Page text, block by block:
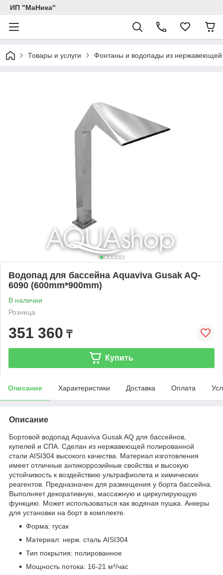
ИП "МаНика"
Товары и услуги Фонтаны и водопады из нержавеющей
Водопад для бассейна Aquaviva Gusak AQ-
6090 (600mm*900mm)
В наличии
Розница
351 360 ₸
Купить
Описание Характеристики Доставка Оплата
Описание
Бортовой водопад Aquaviva Gusak AQ для бассейнов,
купелей и СПА. Сделан из нержавеющей полированной
стали AISI304 высокого качества. Материал изготовления
имеет отличные антикоррозийные свойства и высокую
устойчивость к воздействию ультрафиолета и химических
реагентов. Предназначен для размещения у борта бассейна.
Выполняет декоративную, массажную и циркулирующую
функцию. Может использоваться как водяная пушка. Анкеры
для установки на борт в комплекте.
Форма: гусак
Материал: нерж. сталь AISI304
Тип покрытия: полированное
Мощность потока: 16-21 м³/час